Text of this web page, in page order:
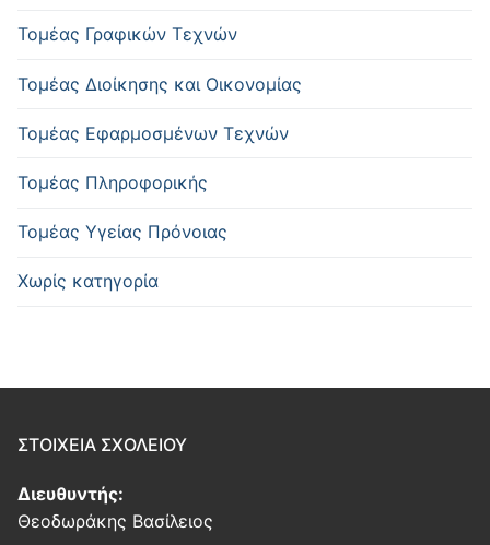
Τομέας Γραφικών Τεχνών
Τομέας Διοίκησης και Οικονομίας
Τομέας Εφαρμοσμένων Τεχνών
Τομέας Πληροφορικής
Τομέας Υγείας Πρόνοιας
Χωρίς κατηγορία
ΣΤΟΙΧΕΙΑ ΣΧΟΛΕΙΟΥ
Διευθυντής:
Θεοδωράκης Βασίλειος